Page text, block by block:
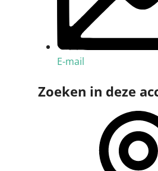
E-mail
Zoeken in deze